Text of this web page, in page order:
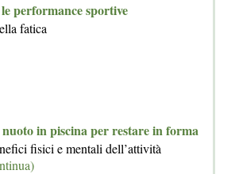
performance sportive
fatica
in piscina per restare in forma
fisici e mentali dell’attività